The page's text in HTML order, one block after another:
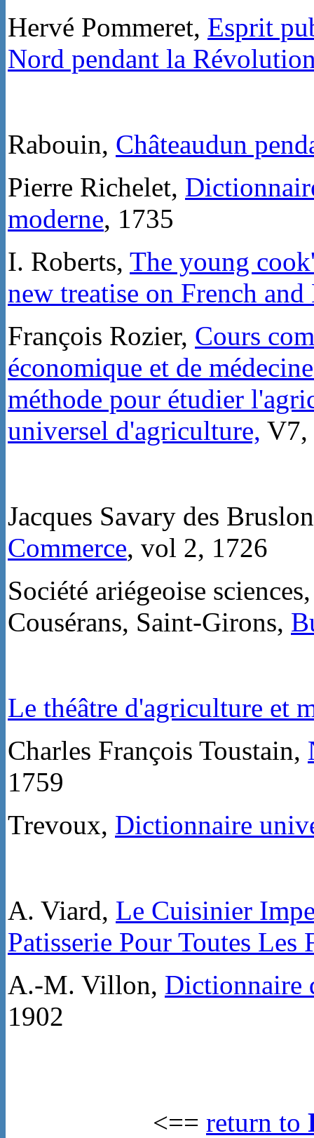
Hervé Pommeret, Esprit
Nord pendant la
Rabouin, Châteaudun
Pierre Richelet,
moderne, 1735
I. Roberts, The young
new treatise on French
François Rozier, Cours
économique et de
méthode pour étudier
universel d'agriculture, V7,
Jacques Savary des
Commerce, vol 2, 1726
Société ariégeoise
Cousérans, Saint-Girons,
Le théâtre d'agriculture et
Charles François Toustain,
1759
Trevoux, Dictionnaire
A. Viard, Le Cuisinier
Patisserie Pour Toutes Les
A.-M. Villon, Dictionnaire
1902
<== return to